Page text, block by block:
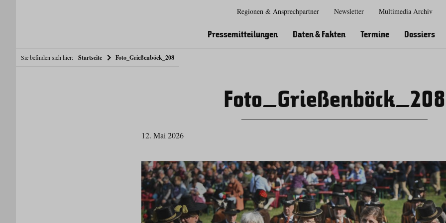
Sie befinden sich hier: Startseite Foto_Grießenböck_208
Zur
Zur
Zum
Zum
Pressemitteilungen
Daten & Fakten Termine Dossiers
Regionen & Ansprechpartner Newsletter Multimedia Archiv
Foto_Grießenböck_208
12. Mai 2026